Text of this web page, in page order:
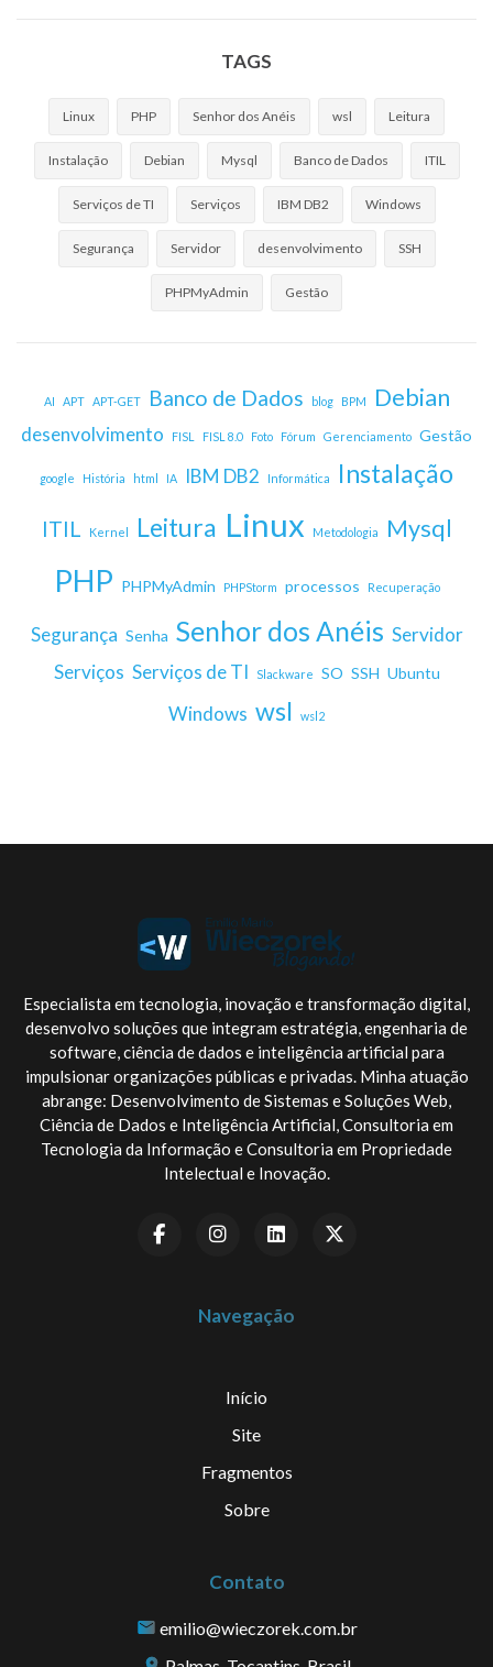
TAGS
Linux PHP Senhor dos Anéis wsl Leitura
Instalação Debian Mysql Banco de Dados ITIL
Serviços de TI Serviços IBM DB2 Windows
Segurança Servidor desenvolvimento SSH
PHPMyAdmin Gestão
AI APT APT-GET Banco de Dados blog BPM Debian
desenvolvimento FISL FISL 8.0 Foto Fórum Gerenciamento Gestão
google História html IA IBM DB2 Informática Instalação
ITIL Kernel Leitura Linux Metodologia Mysql
PHP PHPMyAdmin PHPStorm processos Recuperação
Segurança Senha Senhor dos Anéis Servidor
Serviços Serviços de TI Slackware SO SSH Ubuntu
Windows wsl wsl2
Especialista em tecnologia, inovação e transformação digital,
desenvolvo soluções que integram estratégia, engenharia de
software, ciência de dados e inteligência artificial para
impulsionar organizações públicas e privadas. Minha atuação
abrange: Desenvolvimento de Sistemas e Soluções Web,
Ciência de Dados e Inteligência Artificial, Consultoria em
Tecnologia da Informação e Consultoria em Propriedade
Intelectual e Inovação.
Navegação
Início
Site
Fragmentos
Sobre
Contato
emilio@wieczorek.com.br